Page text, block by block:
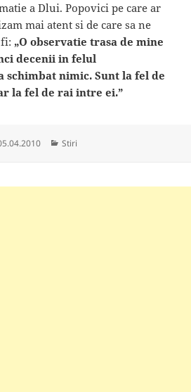
a Dlui. Popovici pe care ar
mai atent si de care sa ne
„O observatie trasa de mine
decenii in felul
schimbat nimic. Sunt la fel de
la fel de rai intre ei.”
Categorii
Stiri